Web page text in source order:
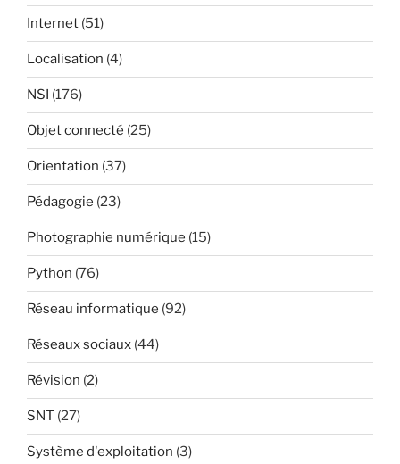
Internet (51)
Localisation (4)
NSI (176)
Objet connecté (25)
Orientation (37)
Pédagogie (23)
Photographie numérique (15)
Python (76)
Réseau informatique (92)
Réseaux sociaux (44)
Révision (2)
SNT (27)
Système d'exploitation (3)